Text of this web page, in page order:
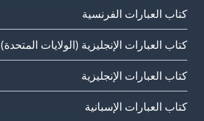
كتاب العبارات الفرنسية
كتاب العبارات الإنجليزية (الولايات المتحدة)
كتاب العبارات الإنجليزية
كتاب العبارات الإسبانية